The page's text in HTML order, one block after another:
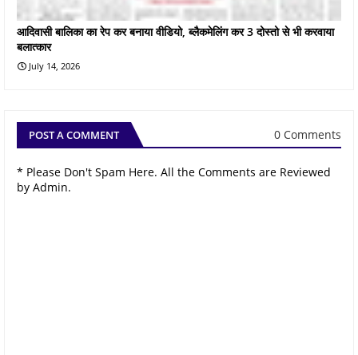
आदिवासी बालिका का रेप कर बनाया वीडियो, ब्लैकमेलिंग कर 3 दोस्तो से भी करवाया
बलात्कार
July 14, 2026
POST A COMMENT 0 Comments
* Please Don't Spam Here. All the Comments are Reviewed
by Admin.